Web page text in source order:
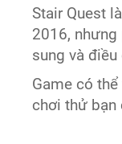
Stair Quest
2016, nhưng
sung và
Game có
chơi thử